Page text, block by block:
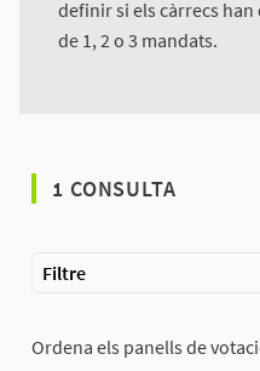
definir si els càrrecs
de 1, 2 o 3 mandats.
1 CONSULTA
Filtre
Ordena els panells de